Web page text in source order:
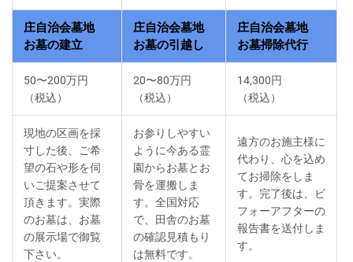
庄自治会墓地
お墓の建立
庄自治会墓地
お墓の引越し
庄自治会墓地
お墓掃除代行
50〜200万円
（税込）
20〜80万円
（税込）
14,300円
（税込）
現地の区画を採
寸した後、ご希
望の石や形を伺
いご提案させて
頂きます。実際
のお墓は、お墓
の展示場で御覧
下さい。
お参りしやすい
ように今ある霊
園からお墓とお
骨を運搬しま
す。全国対応
で、田舎のお墓
の確認見積もり
は無料です。
遠方のお施主様に
代わり、心を込め
てお掃除をしま
す。完了後は、ビ
フォーアフターの
報告書を送付しま
す。